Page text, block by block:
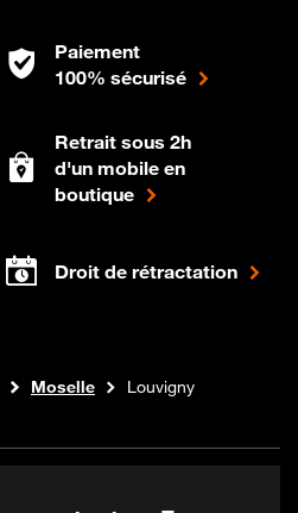
Paiement
100% sécurisé
Retrait sous 2h
d'un mobile en
boutique
Droit de rétractation
Moselle Louvigny